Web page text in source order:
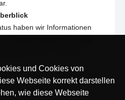
haben wir Informationen
nur auf Zielgeräten mit dem
sind in iOS nicht
und Cookies von
Webseite korrekt darstellen
wie diese Webseite